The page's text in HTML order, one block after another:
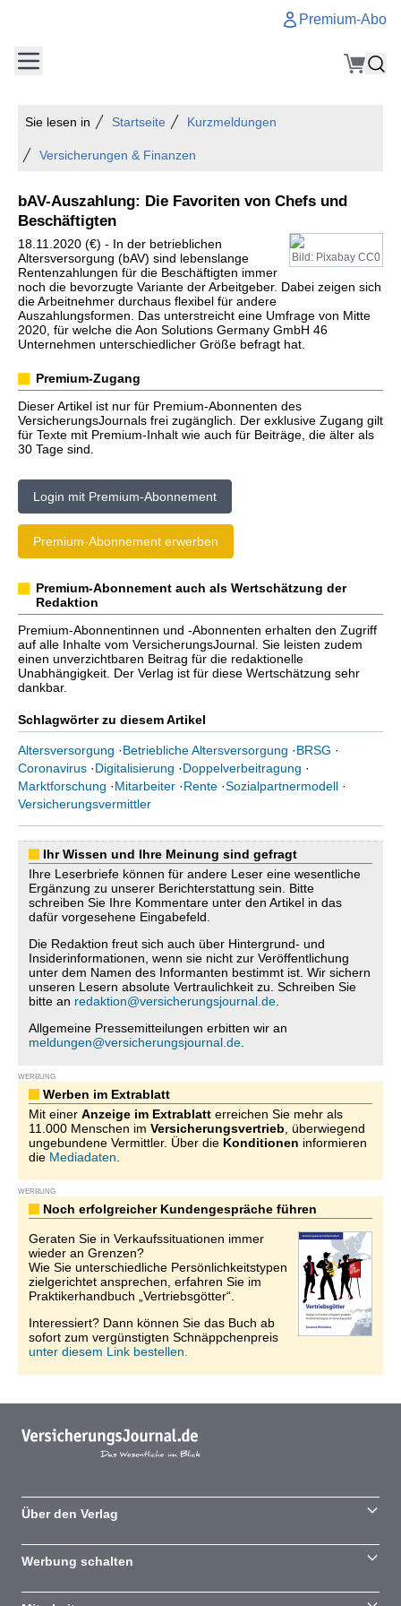
Premium-Abo
Sie lesen in Startseite Kurzmeldungen
Versicherungen & Finanzen
bAV-Auszahlung: Die Favoriten von Chefs und
Beschäftigten
Bild: Pixabay CC0
18.11.2020 (€) - In der betrieblichen
Altersversorgung (bAV) sind lebenslange
Rentenzahlungen für die Beschäftigten immer
noch die bevorzugte Variante der Arbeitgeber. Dabei zeigen sich
die Arbeitnehmer durchaus flexibel für andere
Auszahlungsformen. Das unterstreicht eine Umfrage von Mitte
2020, für welche die Aon Solutions Germany GmbH 46
Unternehmen unterschiedlicher Größe befragt hat.
Premium-Zugang
Dieser Artikel ist nur für Premium-Abonnenten des
VersicherungsJournals frei zugänglich. Der exklusive Zugang gilt
für Texte mit Premium-Inhalt wie auch für Beiträge, die älter als
30 Tage sind.
Login mit Premium-Abonnement
Premium-Abonnement erwerben
Premium-Abonnement auch als Wertschätzung der
Redaktion
Premium-Abonnentinnen und -Abonnenten erhalten den Zugriff
auf alle Inhalte vom VersicherungsJournal. Sie leisten zudem
einen unverzichtbaren Beitrag für die redaktionelle
Unabhängigkeit. Der Verlag ist für diese Wertschätzung sehr
dankbar.
Schlagwörter zu diesem Artikel
Altersversorgung ·Betriebliche Altersversorgung ·BRSG ·
Coronavirus ·Digitalisierung ·Doppelverbeitragung ·
Marktforschung ·Mitarbeiter ·Rente ·Sozialpartnermodell ·
Versicherungsvermittler
Ihr Wissen und Ihre Meinung sind gefragt
Ihre Leserbriefe können für andere Leser eine wesentliche
Ergänzung zu unserer Berichterstattung sein. Bitte
schreiben Sie Ihre Kommentare unter den Artikel in das
dafür vorgesehene Eingabefeld.
Die Redaktion freut sich auch über Hintergrund- und
Insiderinformationen, wenn sie nicht zur Veröffentlichung
unter dem Namen des Informanten bestimmt ist. Wir sichern
unseren Lesern absolute Vertraulichkeit zu. Schreiben Sie
bitte an redaktion@versicherungsjournal.de
Allgemeine Pressemitteilungen erbitten wir an
meldungen@versicherungsjournal.de
WERBUNG
Werben im Extrablatt
Mit einer Anzeige im Extrablatt erreichen Sie mehr als
11.000 Menschen im Versicherungsvertrieb , überwiegend
ungebundene Vermittler. Über die Konditionen informieren
die Mediadaten
WERBUNG
Noch erfolgreicher Kundengespräche führen
Geraten Sie in Verkaufssituationen immer
wieder an Grenzen?
Wie Sie unterschiedliche Persönlichkeitstypen
zielgerichtet ansprechen, erfahren Sie im
Praktikerhandbuch „Vertriebsgötter“.
Interessiert? Dann können Sie das Buch ab
sofort zum vergünstigten Schnäppchenpreis
unter diesem Link bestellen.
Über den Verlag
Werbung schalten